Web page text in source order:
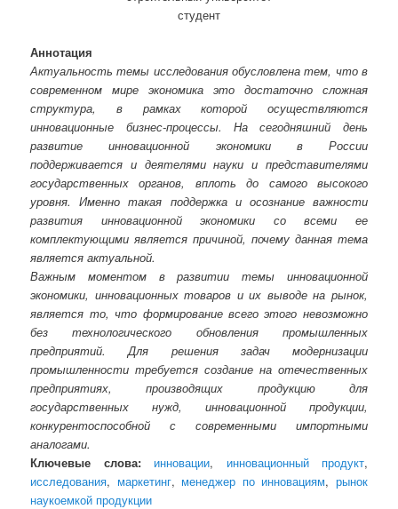
студент
Аннотация
Актуальность темы исследования обусловлена тем, что в
современном мире экономика это достаточно сложная
структура, в рамках которой осуществляются
инновационные бизнес-процессы. На сегодняшний день
развитие инновационной экономики в России
поддерживается и деятелями науки и представителями
государственных органов, вплоть до самого высокого
уровня. Именно такая поддержка и осознание важности
развития инновационной экономики со всеми ее
комплектующими является причиной, почему данная тема
является актуальной.
Важным моментом в развитии темы инновационной
экономики, инновационных товаров и их выводе на рынок,
является то, что формирование всего этого невозможно
без технологического обновления промышленных
предприятий. Для решения задач модернизации
промышленности требуется создание на отечественных
предприятиях, производящих продукцию для
государственных нужд, инновационной продукции,
конкурентоспособной с современными импортными
аналогами.
Ключевые слова:
инновации, инновационный продукт,
исследования, маркетинг, менеджер по инновациям, рынок
наукоемкой продукции